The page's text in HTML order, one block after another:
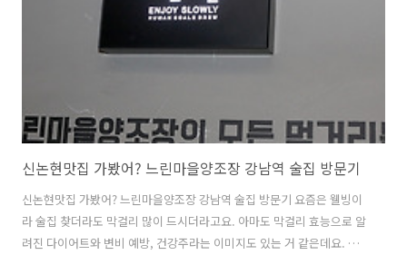
의뜸이였던 꽈트로두나 감베로니 바다를 보며, 피자와 커피, 맥주를 먹어
볼 수 있습니다...
신논현맛집 가봤어? 느린마을양조장 강남역 술집 방문기
신논현맛집 가봤어? 느린마을양조장 강남역 술집 방문기 요즘은 웰빙이
라 술집 찾더라도 막걸리 많이 드시더라고요. 아마도 막걸리 효능으로 알
려진 다이어트와 변비 예방, 건강주라는 이미지도 있는 거 같은데요. 실